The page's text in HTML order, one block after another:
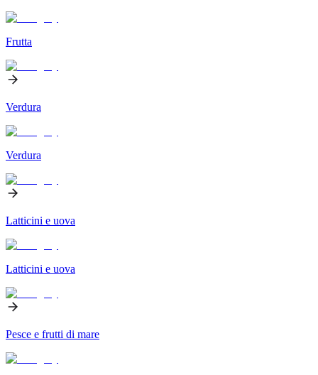
Frutta
Verdura
Verdura
Latticini e uova
Latticini e uova
Pesce e frutti di mare